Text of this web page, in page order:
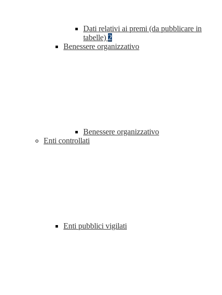
Dati relativi ai premi (da pubblicare in
tabelle) 2
Benessere organizzativo
Benessere organizzativo
Enti controllati
Enti pubblici vigilati